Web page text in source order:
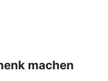
machen